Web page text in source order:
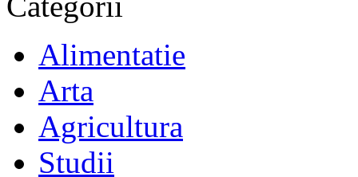
Alimentatie
Arta
Agricultura
Studii